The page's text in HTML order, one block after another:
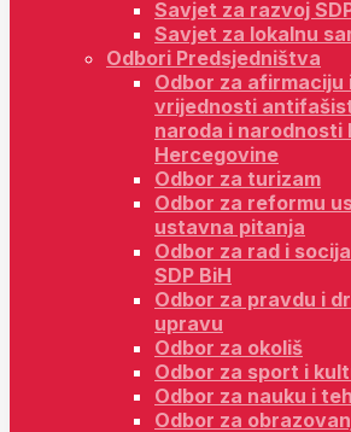
Savjet za razvoj
Savjet za lokalnu
Odbori Predsjedništva
Odbor za afirmaciju
vrijednosti
naroda i narodnosti
Hercegovine
Odbor za turizam
Odbor za reformu
ustavna pitanja
Odbor za rad i
SDP BiH
Odbor za pravdu i
upravu
Odbor za okoliš
Odbor za sport i
Odbor za nauku i
Odbor za